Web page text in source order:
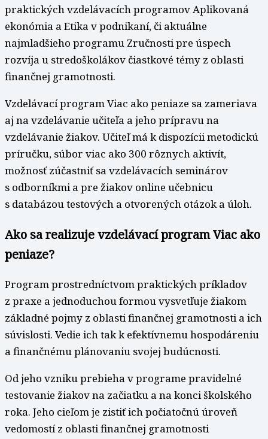
praktických vzdelávacích programov Aplikovaná
ekonómia a Etika v podnikaní, či aktuálne
najmladšieho programu Zručnosti pre úspech
rozvíja u stredoškolákov čiastkové témy z oblasti
finančnej gramotnosti.
Vzdelávací program Viac ako peniaze sa zameriava
aj na vzdelávanie učiteľa a jeho prípravu na
vzdelávanie žiakov. Učiteľ má k dispozícii metodickú
príručku, súbor viac ako 300 rôznych aktivít,
možnosť zúčastniť sa vzdelávacích seminárov
s odborníkmi a pre žiakov online učebnicu
s databázou testových a otvorených otázok a úloh.
Ako sa realizuje vzdelávací program Viac ako
peniaze?
Program prostredníctvom praktických príkladov
z praxe a jednoduchou formou vysvetľuje žiakom
základné pojmy z oblasti finančnej gramotnosti a ich
súvislosti. Vedie ich tak k efektívnemu hospodáreniu
a finančnému plánovaniu svojej budúcnosti.
Od jeho vzniku prebieha v programe pravidelné
testovanie žiakov na začiatku a na konci školského
roka. Jeho cieľom je zistiť ich počiatočnú úroveň
vedomostí z oblasti finančnej gramotnosti